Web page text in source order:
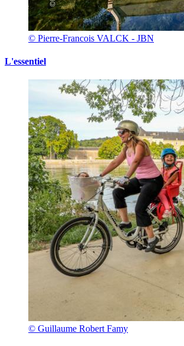
© Pierre-Francois VALCK - JBN
L'essentiel
© Guillaume Robert Famy